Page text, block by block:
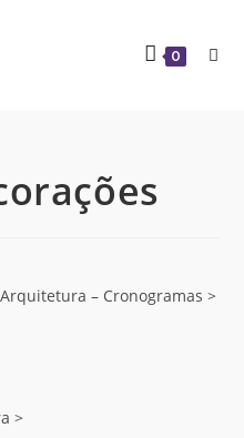
0
– Cronogramas >
>